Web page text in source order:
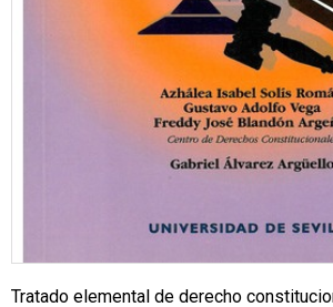
Tratado elemental de derecho